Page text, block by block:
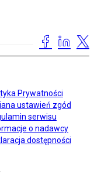
Prywatności
ustawień zgód
serwisu
o nadawcy
dostępności